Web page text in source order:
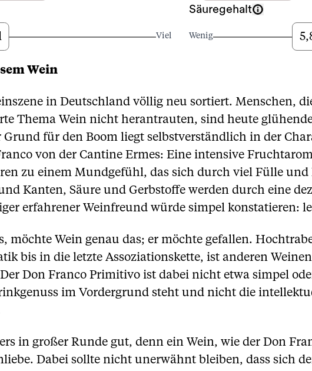
Viel
Säuregehalt
Wenig
Wein
in Deutschland völlig neu sortiert. Menschen,
Thema Wein nicht herantrauten, sind heute
Grund für den Boom liegt selbstverständlich in der
von der Cantine Ermes: Eine intensive
zu einem Mundgefühl, das sich durch viel Fülle
Kanten, Säure und Gerbstoffe werden durch eine
erfahrener Weinfreund würde simpel konstatieren:
möchte Wein genau das; er möchte gefallen.
bis in die letzte Assoziationskette, ist anderen
Don Franco Primitivo ist dabei nicht etwa simpel
im Vordergrund steht und nicht die
in großer Runde gut, denn ein Wein, wie der Don
Dabei sollte nicht unerwähnt bleiben, dass sich